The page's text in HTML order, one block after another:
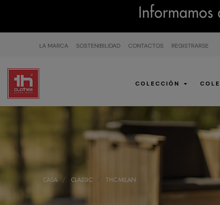
LA MARCA SOSTENIBILIDAD CONTACTOS REGISTRARSE
COLECCIÓN
CASA CLASSIC THC MILAN